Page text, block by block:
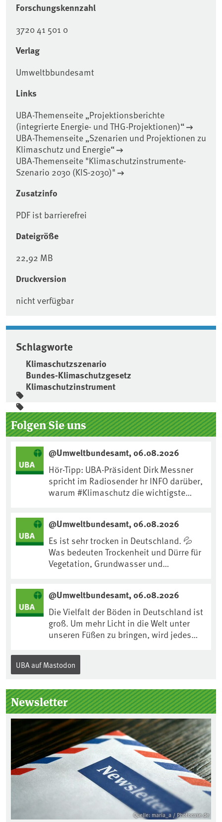
Forschungskennzahl
3720 41 501 0
Verlag
Umweltbbundesamt
Links
UBA-Themenseite „Projektionsberichte
(integrierte Energie- und THG-Projektionen)“
UBA-Themenseite „Szenarien und Projektionen zu
Klimaschutz und Energie“
UBA-Themenseite "Klimaschutzinstrumente-
Szenario 2030 (KIS-2030)"
Zusatzinfo
PDF ist barrierefrei
Dateigröße
22,92 MB
Druckversion
nicht verfügbar
Schlagworte
Klimaschutzszenario
Bundes-Klimaschutzgesetz
Klimaschutzinstrument
Seitenleiste
Folgen Sie uns
@Umweltbundesamt, 06.08.2026
Hör-Tipp: UBA-Präsident Dirk Messner
spricht im Radiosender hr INFO darüber,
warum #Klimaschutz die wichtigste
https://www.ardsounds.de/episode/urn
:ard:episode:0e7cf1c4b819c26d/
@Umweltbundesamt, 06.08.2026
Es ist sehr trocken in Deutschland. 💦
Was bedeuten Trockenheit und Dürre für
Vegetation, Grundwasser und
anpassen?🤔Antworten auf diese und
weitere Fragen auf unserer Webseite:
www.uba.de/trockenheit #Trockenheit
#Klimawandel
@Umweltbundesamt, 06.08.2026
Die Vielfalt der Böden in Deutschland ist
groß. Um mehr Licht in die Welt unter
unseren Füßen zu bringen, wird jedes
Internationalen Tag des Bodens, der
„Boden des Jahres“ vorgestellt. Das UBA
Kuratorium, wie wird der Boden des
Jahres ausgewählt und was passiert
eigentlich während eines solchen
Bodenjahres? Infos dazu gibt es im
aktuellen Podcast „Soilcast“. Jetzt
reinhören:
https://soilcast.de/interview/sc202-
interview-die-kuer-der-krume/
UBA auf Mastodon
Newsletter
Quelle: maria_a / Photocase.de